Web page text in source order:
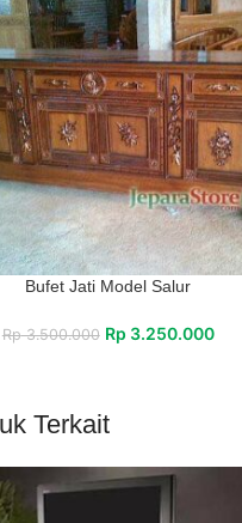
Bufet Jati Model Salur
Rp3.500.000 Rp 3.250.000
Terkait